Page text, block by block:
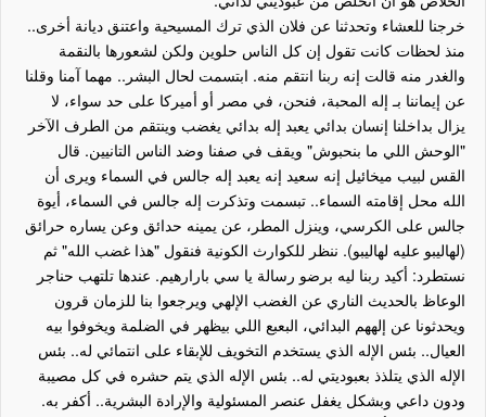
خرجنا للعشاء وتحدثنا عن فلان الذي ترك المسيحية واعتنق ديانة أخرى..
منذ لحظات كانت تقول إن كل الناس حلوين ولكن لشعورها بالنقمة
والغدر منه قالت إنه ربنا انتقم منه. ابتسمت لحال البشر.. مهما آمنا وقلنا
عن إيماننا بـ إله المحبة، فنحن، في مصر أو أميركا على حد سواء، لا
يزال بداخلنا إنسان بدائي يعبد إله بدائي يغضب وينتقم من الطرف الآخر
"الوحش اللي ما بنحبوش" ويقف في صفنا وضد الناس التانيين. قال
القس لبيب ميخائيل إنه سعيد إنه يعبد إله جالس في السماء ويرى أن
الله محل إقامته السماء.. تبسمت وتذكرت إله جالس في السماء، أيوة
جالس على الكرسي، وينزل المطر، عن يمينه حدائق وعن يساره حرائق
(لهاليبو عليه لهاليبو). ننظر للكوارث الكونية فنقول "هذا غضب الله" ثم
نستطرد: أكيد ربنا ليه برضو رسالة يا سي بارارهيم. عندها تلتهب حناجر
الوعاظ بالحديث الناري عن الغضب الإلهي ويرجعوا بنا للزمان قرون
ويحدثونا عن إلههم البدائي، البعبع اللي بيظهر في الضلمة ويخوفوا بيه
العيال.. بئس الإله الذي يستخدم التخويف للإبقاء على انتمائي له.. بئس
الإله الذي يتلذذ بعبوديتي له.. بئس الإله الذي يتم حشره في كل مصيبة
ودون داعي وبشكل يغفل عنصر المسئولية والإرادة البشرية.. أكفر به.